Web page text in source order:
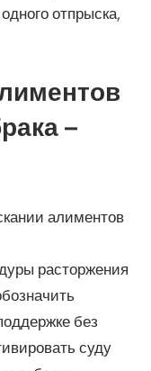
отпрыска,
–
алиментов
расторжения
без
суду